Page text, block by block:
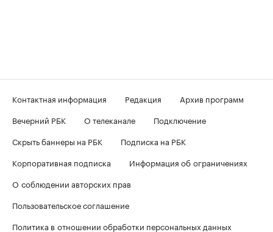
Контактная информация Редакция
Архив программ
Вечерний РБК
О телеканале
Подключение
Скрыть баннеры на РБК
Подписка на РБК
Корпоративная подписка
Информация об ограничениях
О соблюдении авторских прав
Пользовательское соглашение
Политика в отношении обработки персональных данных